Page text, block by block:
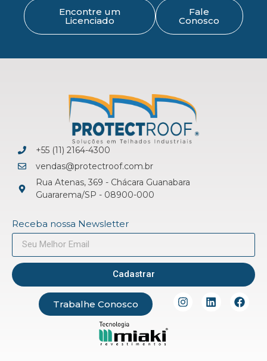
Encontre um
Licenciado
Fale
Conosco
+55 (11) 2164-4300
vendas@protectroof.com.br
Rua Atenas, 369 - Chácara Guanabara
Guararema/SP - 08900-000
Receba nossa Newsletter
Cadastrar
Trabalhe Conosco